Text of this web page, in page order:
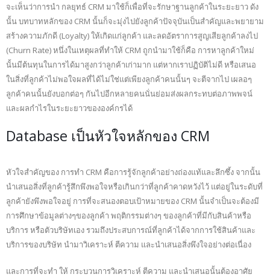
จะเห็นว่าการนำ กลยุทธ์ CRM มาใช้ก็เพื่อที่จะรักษาฐานลูกค้าในระยะยาว ดัง
นั้น บทบาทหลักของ CRM นั้นก็จะมุ่งไปยังลูกค้าปัจจุบันเป็นสำคัญและพยายาม
สร้างความภักดี (Loyalty) ให้เกิดแก่ลูกค้า และลดอัตราการสูญเสียลูกค้าลงไป
(Churn Rate) หนึ่งในเหตุผลที่ทำให้ CRM ถูกนำมาใช้ก็คือ การหาลูกค้าใหม่
นั้นมีต้นทุนในการได้มาสูงกว่าลูกค้าเก่ามาก แต่หากเราปฏิบัติไม่ดี หรือเสนอ
ในสิ่งที่ลูกค้าไม่พอใจผลที่ได้ไม่ใช่แต่เพียงลูกค้าคนนั้นๆ จะตีจากไป เผลอๆ
ลูกค้าคนนั้นยังบอกต่อๆ กันไปอีกหลายคนนั่นย่อมส่งผลกระทบต่อภาพพจน์
และผลกำไรในระยะยาวขององค์กรได้
Database เป็นหัวใจหลักของ CRM
หัวใจสำคัญของ การทำ CRM คือการรู้จักลูกค้าอย่างถ่องแท้และลึกซึ้ง จากนั้น
นำเสนอสิ่งที่ลูกค้ารู้สึกพึงพอใจหรือเกินกว่าที่ลูกค้าคาดหวังไว้ แต่อยู่ในระดับที่
ลูกค้ายังพึงพอใจอยู่ การที่จะสนองตอบเป้าหมายของ CRM นั้นจำเป็นจะต้องมี
การศึกษาข้อมูลต่างๆของลูกค้า พฤติกรรมต่างๆ ของลูกค้าที่มีกับสินค้าหรือ
บริการ หรือตัวบริษัทเอง รวมถึงประสบการณ์ที่ลูกค้าได้จากการใช้สินค้าและ
บริการของบริษัท นำมาวิเคราะห์ ตีความ และนำเสนอสิ่งพึงใจอย่างต่อเนื่อง
และการที่จะทำ ให้ กระบวนการวิเคราะห์ ตีความ และนำเสนอนั้นต้องอาศัย